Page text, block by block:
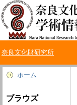
奈良文化財研究所
ホーム
ブラウズ